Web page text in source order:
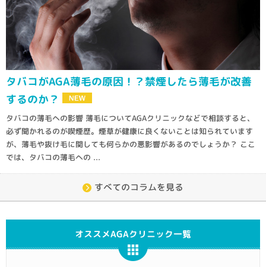
タバコがAGA薄毛の原因！？禁煙したら薄毛が改善
するのか？
タバコの薄毛への影響 薄毛についてAGAクリニックなどで相談すると、
必ず聞かれるのが喫煙歴。煙草が健康に良くないことは知られています
が、薄毛や抜け毛に関しても何らかの悪影響があるのでしょうか？ ここ
では、タバコの薄毛への ...
すべてのコラムを見る
オススメAGAクリニック一覧